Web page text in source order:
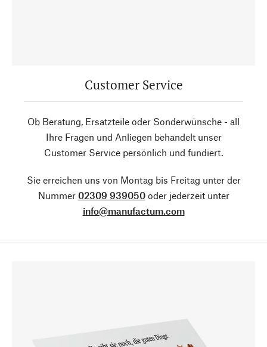
Customer Service
Ob Beratung, Ersatzteile oder Sonderwünsche - all
Ihre Fragen und Anliegen behandelt unser
Customer Service persönlich und fundiert.
Sie erreichen uns von Montag bis Freitag unter der
Nummer 02309 939050oder jederzeit unter
info@manufactum.com